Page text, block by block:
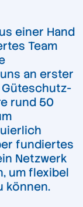
einer Hand
Team
an erster
Güteschutz-
rund 50
fundiertes
Netzwerk
um flexibel
können.